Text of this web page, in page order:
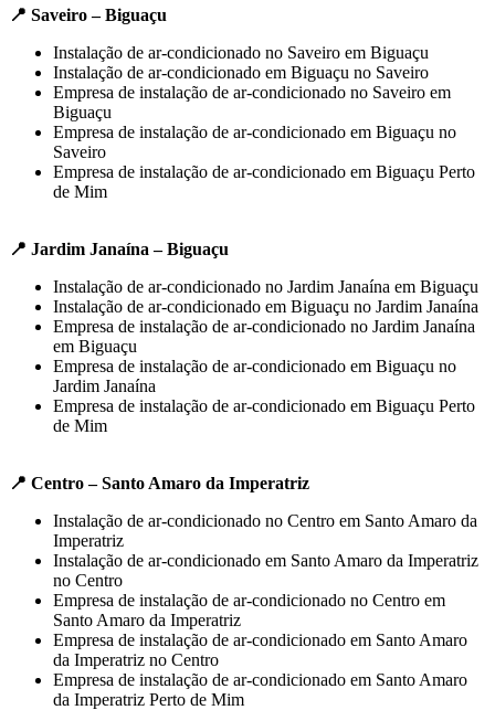
📍 Saveiro – Biguaçu
Instalação de ar-condicionado no Saveiro em Biguaçu
Instalação de ar-condicionado em Biguaçu no Saveiro
Empresa de instalação de ar-condicionado no Saveiro em
Biguaçu
Empresa de instalação de ar-condicionado em Biguaçu no
Saveiro
Empresa de instalação de ar-condicionado em Biguaçu Perto
de Mim
📍 Jardim Janaína – Biguaçu
Instalação de ar-condicionado no Jardim Janaína em Biguaçu
Instalação de ar-condicionado em Biguaçu no Jardim Janaína
Empresa de instalação de ar-condicionado no Jardim Janaína
em Biguaçu
Empresa de instalação de ar-condicionado em Biguaçu no
Jardim Janaína
Empresa de instalação de ar-condicionado em Biguaçu Perto
de Mim
📍 Centro – Santo Amaro da Imperatriz
Instalação de ar-condicionado no Centro em Santo Amaro da
Imperatriz
Instalação de ar-condicionado em Santo Amaro da Imperatriz
no Centro
Empresa de instalação de ar-condicionado no Centro em
Santo Amaro da Imperatriz
Empresa de instalação de ar-condicionado em Santo Amaro
da Imperatriz no Centro
Empresa de instalação de ar-condicionado em Santo Amaro
da Imperatriz Perto de Mim